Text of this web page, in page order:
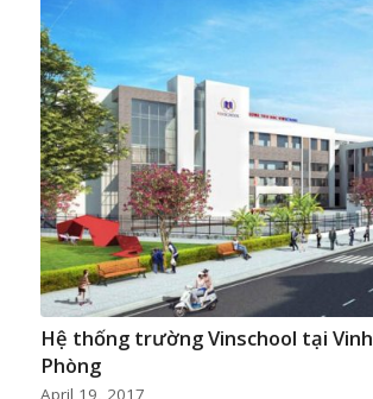
Hệ thống trường Vinschool tại
Phòng
April 19, 2017